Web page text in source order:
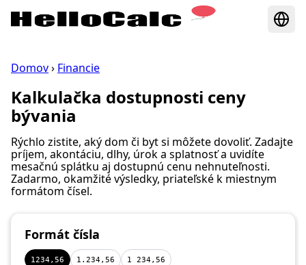
Domov› Financie
Kalkulačka dostupnosti ceny
bývania
Rýchlo zistite, aký dom či byt si môžete dovoliť. Zadajte
príjem, akontáciu, dlhy, úrok a splatnosť a uvidíte
mesačnú splátku aj dostupnú cenu nehnuteľnosti.
Zadarmo, okamžité výsledky, priateľské k miestnym
formátom čísel.
Formát čísla
1234,56 1.234,56 1 234,56